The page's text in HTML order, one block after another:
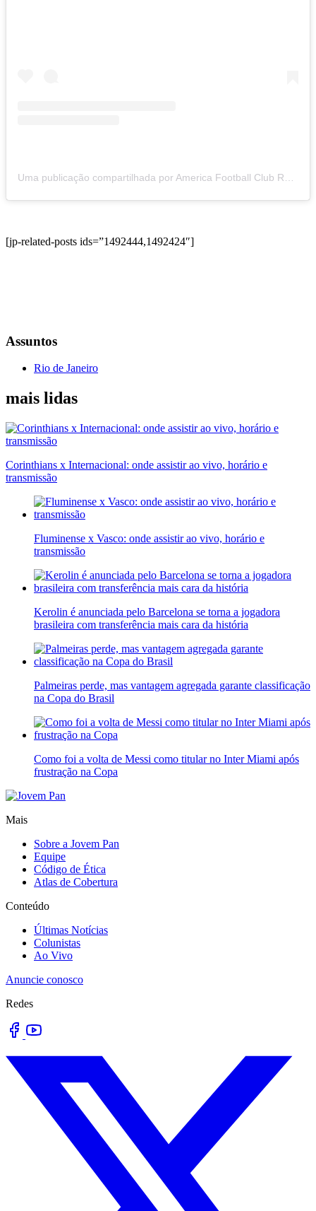
[jp-related-posts ids=”1492444,1492424″]
Assuntos
Rio de Janeiro
mais lidas
Corinthians x Internacional: onde assistir ao vivo, horário e
transmissão
Fluminense x Vasco: onde assistir ao vivo, horário e
transmissão
Kerolin é anunciada pelo Barcelona se torna a jogadora
brasileira com transferência mais cara da história
Palmeiras perde, mas vantagem agregada garante classificação
na Copa do Brasil
Como foi a volta de Messi como titular no Inter Miami após
frustração na Copa
Mais
Sobre a Jovem Pan
Equipe
Código de Ética
Atlas de Cobertura
Conteúdo
Últimas Notícias
Colunistas
Ao Vivo
Anuncie conosco
Redes